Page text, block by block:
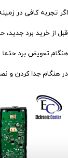
اگر تجربه کافی در
قبل از خرید برد جدید،
هنگام تعویض برد
در هنگام جدا کردن و